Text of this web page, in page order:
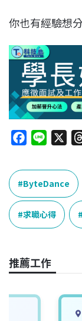
你也有經驗想
c
e
b
o
o
n
e
ByteDance
求職心得
推薦工作